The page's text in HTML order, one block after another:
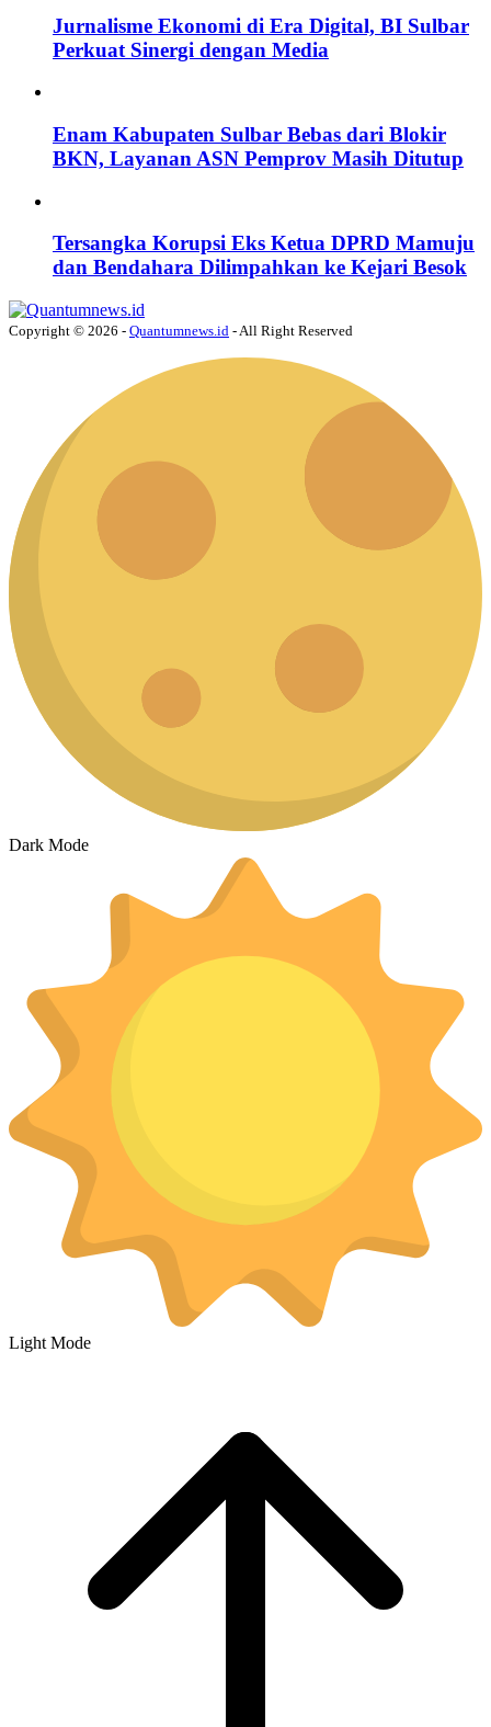
Jurnalisme Ekonomi di Era Digital, BI Sulbar
Perkuat Sinergi dengan Media
Enam Kabupaten Sulbar Bebas dari Blokir
BKN, Layanan ASN Pemprov Masih Ditutup
Tersangka Korupsi Eks Ketua DPRD Mamuju
dan Bendahara Dilimpahkan ke Kejari Besok
Copyright © 2026 - Quantumnews.id - All Right Reserved
Dark Mode
Light Mode